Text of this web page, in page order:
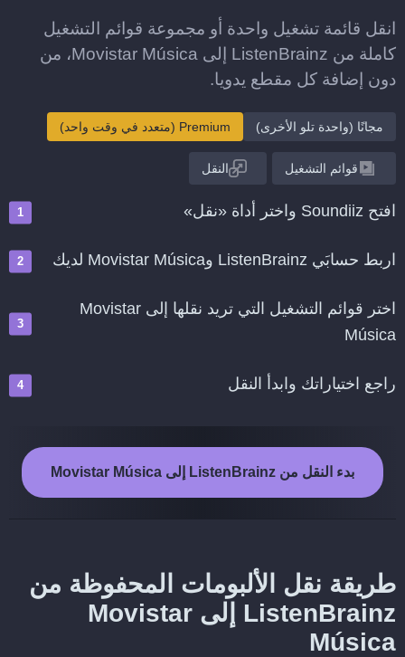
انقل قائمة تشغيل واحدة أو مجموعة قوائم التشغيل
كاملة من ListenBrainz إلى Movistar Música، من
دون إضافة كل مقطع يدويا.
مجانًا (واحدة تلو الأخرى) Premium (متعدد في وقت واحد)
قوائم التشغيل النقل
افتح Soundiiz واختر أداة «نقل»
اربط حسابَي ListenBrainz وMovistar Música لديك
اختر قوائم التشغيل التي تريد نقلها إلى Movistar
Música
راجع اختياراتك وابدأ النقل
بدء النقل من ListenBrainz إلى Movistar Música
طريقة نقل الألبومات المحفوظة من
ListenBrainz إلى Movistar
Música